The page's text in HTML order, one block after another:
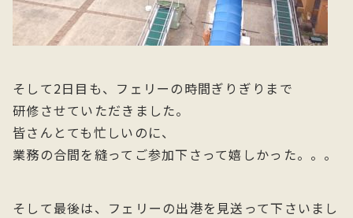
そして2日目も、フェリーの時間ぎりぎりまで
研修させていただきました。
皆さんとても忙しいのに、
業務の合間を縫ってご参加下さって嬉しかった。。。
そして最後は、フェリーの出港を見送って下さいまし